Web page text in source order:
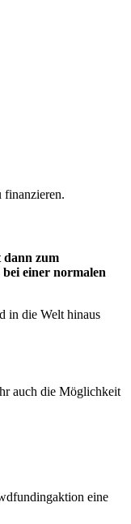
finanzieren.
dann zum
einer normalen
in die Welt hinaus
auch die Möglichkeit
eine